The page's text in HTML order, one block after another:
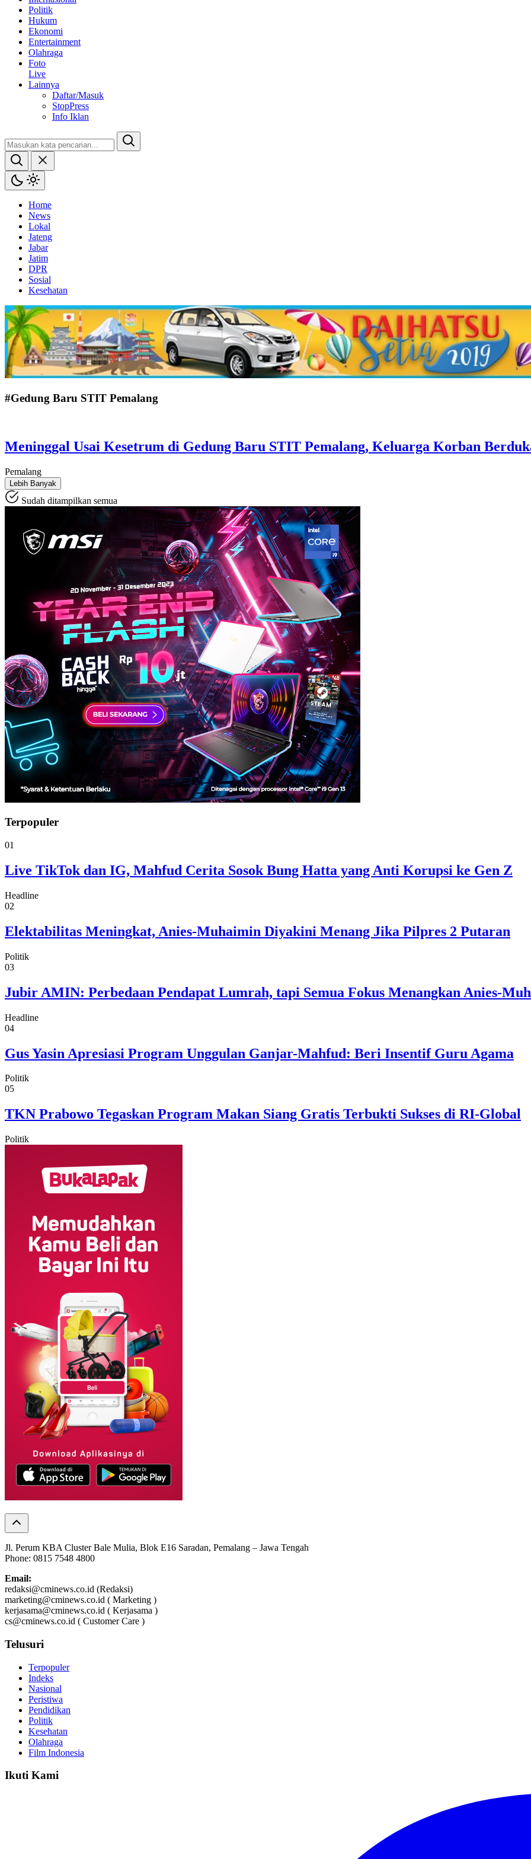
Politik
Hukum
Ekonomi
Entertainment
Olahraga
Foto
Live
Lainnya
Daftar/Masuk
StopPress
Info Iklan
Home
News
Lokal
Jateng
Jabar
Jatim
DPR
Sosial
Kesehatan
#Gedung Baru STIT Pemalang
Meninggal Usai Kesetrum di Gedung Baru STIT Pemalang, Keluarga Korban
Pemalang
Lebih Banyak
Sudah ditampilkan semua
Terpopuler
01
Live TikTok dan IG, Mahfud Cerita Sosok Bung Hatta yang Anti Korupsi ke Gen Z
Headline
02
Elektabilitas Meningkat, Anies-Muhaimin Diyakini Menang Jika Pilpres 2 Putaran
Politik
03
Jubir AMIN: Perbedaan Pendapat Lumrah, tapi Semua Fokus Menangkan Anies-
Headline
04
Gus Yasin Apresiasi Program Unggulan Ganjar-Mahfud: Beri Insentif Guru Agama
Politik
05
TKN Prabowo Tegaskan Program Makan Siang Gratis Terbukti Sukses di RI-Global
Politik
Jl. Perum KBA Cluster Bale Mulia, Blok E16 Saradan, Pemalang – Jawa Tengah
Phone: 0815 7548 4800
Email:
redaksi@cminews.co.id (Redaksi)
marketing@cminews.co.id ( Marketing )
kerjasama@cminews.co.id ( Kerjasama )
cs@cminews.co.id ( Customer Care )
Telusuri
Terpopuler
Indeks
Nasional
Peristiwa
Pendidikan
Politik
Kesehatan
Olahraga
Film Indonesia
Ikuti Kami